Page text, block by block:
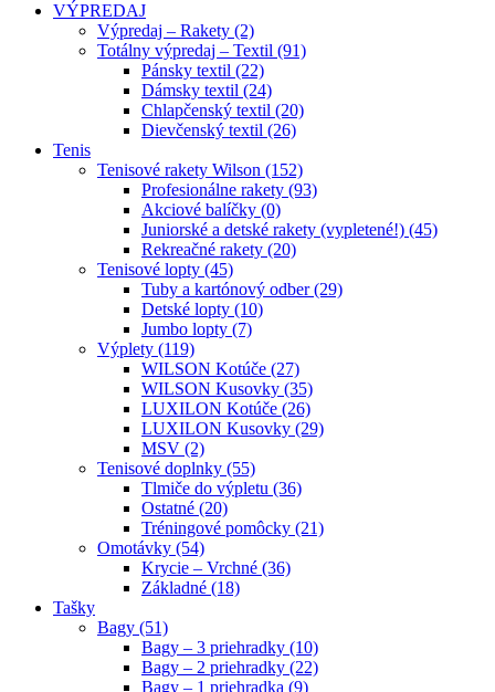
VÝPREDAJ
Výpredaj – Rakety (2)
Totálny výpredaj – Textil (91)
Pánsky textil (22)
Dámsky textil (24)
Chlapčenský textil (20)
Dievčenský textil (26)
Tenis
Tenisové rakety Wilson (152)
Profesionálne rakety (93)
Akciové balíčky (0)
Juniorské a detské rakety (vypletené!) (45)
Rekreačné rakety (20)
Tenisové lopty (45)
Tuby a kartónový odber (29)
Detské lopty (10)
Jumbo lopty (7)
Výplety (119)
WILSON Kotúče (27)
WILSON Kusovky (35)
LUXILON Kotúče (26)
LUXILON Kusovky (29)
MSV (2)
Tenisové doplnky (55)
Tlmiče do výpletu (36)
Ostatné (20)
Tréningové pomôcky (21)
Omotávky (54)
Krycie – Vrchné (36)
Základné (18)
Tašky
Bagy (51)
Bagy – 3 priehradky (10)
Bagy – 2 priehradky (22)
Bagy – 1 priehradka (9)